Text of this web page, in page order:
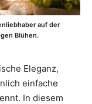
auf der
Blühen.
Eleganz,
einfache
In diesem